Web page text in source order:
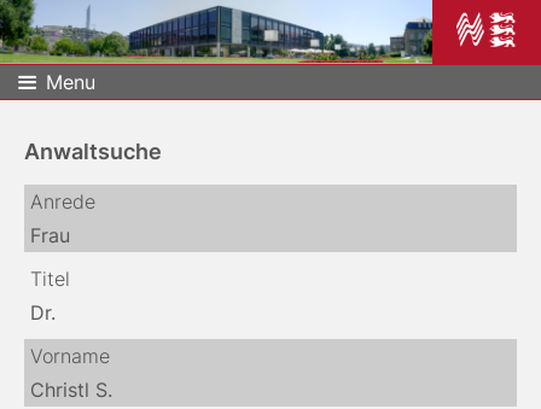
Menu
Anwaltsuche
Anrede
Frau
Titel
Dr.
Vorname
Christl S.